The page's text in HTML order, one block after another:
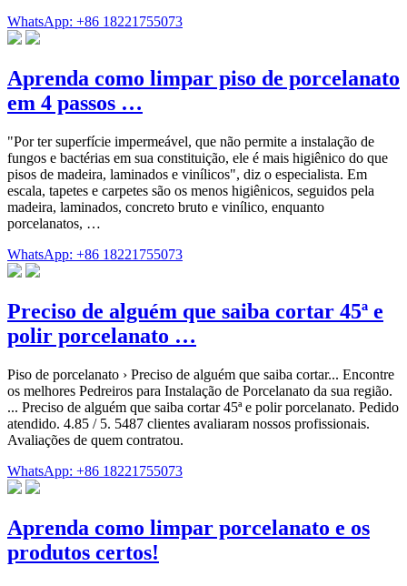
WhatsApp: +86 18221755073
Aprenda como limpar piso de porcelanato
em 4 passos …
"Por ter superfície impermeável, que não permite a instalação de
fungos e bactérias em sua constituição, ele é mais higiênico do que
pisos de madeira, laminados e vinílicos", diz o especialista. Em
escala, tapetes e carpetes são os menos higiênicos, seguidos pela
madeira, laminados, concreto bruto e vinílico, enquanto
porcelanatos, …
WhatsApp: +86 18221755073
Preciso de alguém que saiba cortar 45ª e
polir porcelanato …
Piso de porcelanato › Preciso de alguém que saiba cortar... Encontre
os melhores Pedreiros para Instalação de Porcelanato da sua região.
... Preciso de alguém que saiba cortar 45ª e polir porcelanato. Pedido
atendido. 4.85 / 5. 5487 clientes avaliaram nossos profissionais.
Avaliações de quem contratou.
WhatsApp: +86 18221755073
Aprenda como limpar porcelanato e os
produtos certos!